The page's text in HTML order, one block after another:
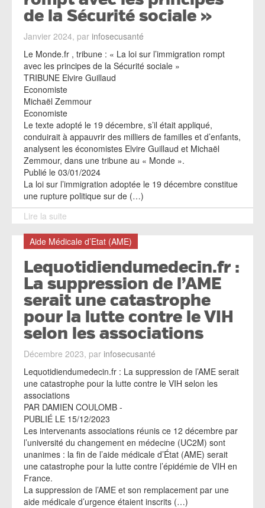
de la Sécurité sociale »
Janvier 2024, par infosecusanté
Le Monde.fr , tribune : « La loi sur l’immigration rompt
avec les principes de la Sécurité sociale »
TRIBUNE Elvire Guillaud
Economiste
Michaël Zemmour
Economiste
Le texte adopté le 19 décembre, s’il était appliqué,
conduirait à appauvrir des milliers de familles et d’enfants,
analysent les économistes Elvire Guillaud et Michaël
Zemmour, dans une tribune au « Monde ».
Publié le 03/01/2024
La loi sur l’immigration adoptée le 19 décembre constitue
une rupture politique sur de (…)
Lire la suite
Aide Médicale d’Etat (AME)
Lequotidiendumedecin.fr :
La suppression de l’AME
serait une catastrophe
pour la lutte contre le VIH
selon les associations
Décembre 2023, par infosecusanté
Lequotidiendumedecin.fr : La suppression de l’AME serait
une catastrophe pour la lutte contre le VIH selon les
associations
PAR DAMIEN COULOMB -
PUBLIÉ LE 15/12/2023
Les intervenants associations réunis ce 12 décembre par
l’université du changement en médecine (UC2M) sont
unanimes : la fin de l’aide médicale d’État (AME) serait
une catastrophe pour la lutte contre l’épidémie de VIH en
France.
La suppression de l’AME et son remplacement par une
aide médicale d’urgence étaient inscrits (…)